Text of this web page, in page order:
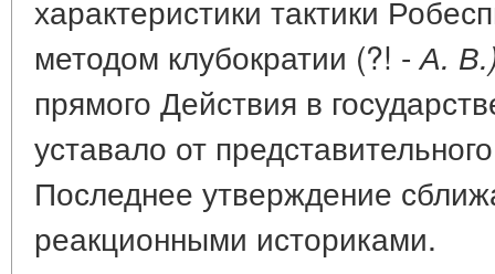
характеристики тактики
методом клубократии (?! -А.
прямого Действия в
уставало от
Последнее утверждение
реакционными историками.